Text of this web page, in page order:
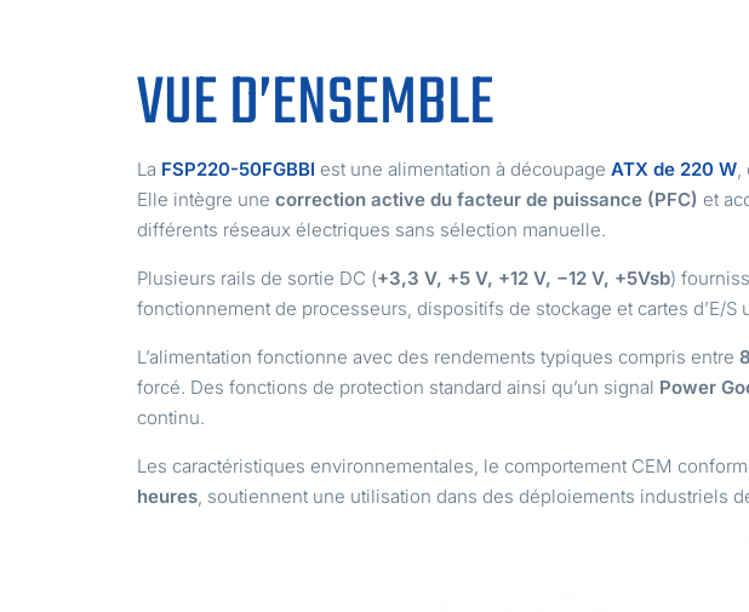
VUE D’ENSEMBLE
La FSP220-50FGBBI est une alimentation à découpageATX de 220 W,
Elle intègre unecorrection active du facteur de puissance (PFC) et
différents réseaux électriques sans sélection manuelle.
Plusieurs rails de sortie DC (+3,3 V, +5 V, +12 V, −12 V, +5Vsb)
fonctionnement de processeurs, dispositifs de stockage et cartes d’E/
L’alimentation fonctionne avec des rendements typiques compris entre
forcé. Des fonctions de protection standard ainsi qu’un signal Power
continu.
Les caractéristiques environnementales, le comportement CEM
heures, soutiennent une utilisation dans des déploiements industriels